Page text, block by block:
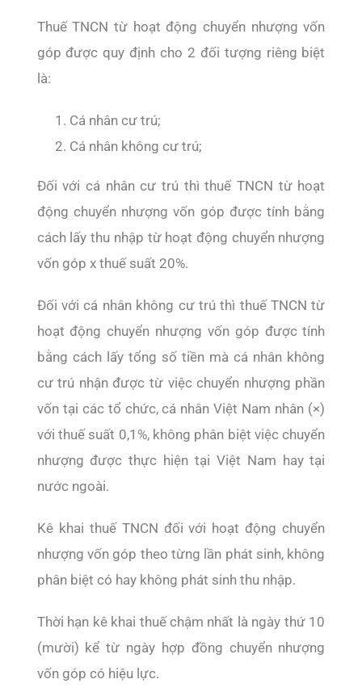
Thuế TNCN từ hoạt động chuyển nhượng vốn
góp được quy định cho 2 đối tượng riêng biệt
là:
Cá nhân cư trú;
Cá nhân không cư trú;
Đối với cá nhân cư trú thì thuế TNCN từ hoạt
động chuyển nhượng vốn góp được tính bằng
cách lấy thu nhập từ hoạt động chuyển nhượng
vốn góp x thuế suất 20%.
Đối với cá nhân không cư trú thì thuế TNCN từ
hoạt động chuyển nhượng vốn góp được tính
bằng cách lấy tổng số tiền mà cá nhân không
cư trú nhận được từ việc chuyển nhượng phần
vốn tại các tổ chức, cá nhân Việt Nam nhân (×)
với thuế suất 0,1%, không phân biệt việc chuyển
nhượng được thực hiện tại Việt Nam hay tại
nước ngoài.
Kê khai thuế TNCN đối với hoạt động chuyển
nhượng vốn góp theo từng lần phát sinh, không
phân biệt có hay không phát sinh thu nhập.
Thời hạn kê khai thuế chậm nhất là ngày thứ 10
(mười) kể từ ngày hợp đồng chuyển nhượng
vốn góp có hiệu lực.